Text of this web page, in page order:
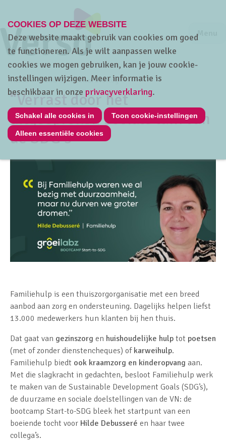
Jump
Menu
Home Thema's Sociaal overleg
“Verrast door het
uitgesproken sociale luik van
de SDG's”
Familiehulp is een thuiszorgorganisatie met een breed
aanbod aan zorg en ondersteuning. Dagelijks helpen liefst
13.000 medewerkers hun klanten bij hen thuis.
Dat gaat van gezinszorg en huishoudelijke hulp tot poetsen
(met of zonder dienstencheques) of karweihulp.
Familiehulp biedt ook kraamzorg en kinderopvang aan.
Met die slagkracht in gedachten, besloot Familiehulp werk
te maken van de Sustainable Development Goals (SDG’s),
de duurzame en sociale doelstellingen van de VN: de
bootcamp Start-to-SDG bleek het startpunt van een
boeiende tocht voor Hilde Debusseré en haar twee
collega’s.
COOKIES OP DEZE WEBSITE
Deze website maakt gebruik van cookies om goed
te functioneren. Als je wilt aanpassen welke
cookies we mogen gebruiken, kan je jouw cookie-
instellingen wijzigen. Meer informatie is
beschikbaar in onze privacyverklaring.
Schakel alle cookies in Toon cookie-instellingen
Alleen essentiële cookies